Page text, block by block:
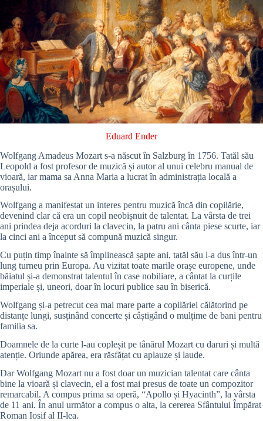
Eduard Ender
Wolfgang Amadeus Mozart s-a născut în Salzburg în 1756. Tatăl său
Leopold a fost profesor de muzică și autor al unui celebru manual de
vioară, iar mama sa Anna Maria a lucrat în administrația locală a
orașului.
Wolfgang a manifestat un interes pentru muzică încă din copilărie,
devenind clar că era un copil neobișnuit de talentat. La vârsta de trei
ani prindea deja acorduri la clavecin, la patru ani cânta piese scurte, iar
la cinci ani a început să compună muzică singur.
Cu puțin timp înainte să împlinească șapte ani, tatăl său l-a dus într-un
lung turneu prin Europa. Au vizitat toate marile orașe europene, unde
băiatul și-a demonstrat talentul în case nobiliare, a cântat la curțile
imperiale și, uneori, doar în locuri publice sau în biserică.
Wolfgang și-a petrecut cea mai mare parte a copilăriei călătorind pe
distanțe lungi, susținând concerte și câștigând o mulțime de bani pentru
familia sa.
Doamnele de la curte l-au copleșit pe tânărul Mozart cu daruri și multă
atenție. Oriunde apărea, era răsfățat cu aplauze și laude.
Dar Wolfgang Mozart nu a fost doar un muzician talentat care cânta
bine la vioară și clavecin, el a fost mai presus de toate un compozitor
remarcabil. A compus prima sa operă, “Apollo și Hyacinth”, la vârsta
de 11 ani. În anul următor a compus o alta, la cererea Sfântului Împărat
Roman Iosif al II-lea.